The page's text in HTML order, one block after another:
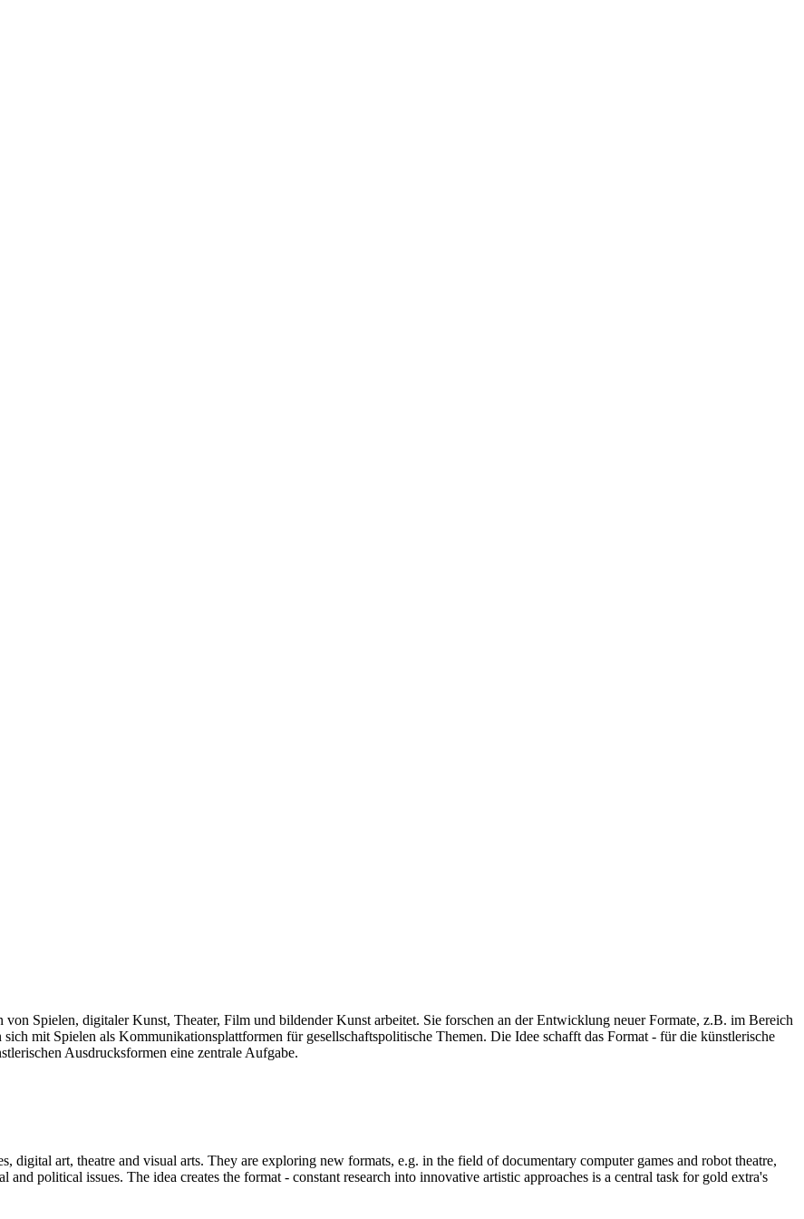
Spielen, digitaler Kunst, Theater, Film und bildender Kunst arbeitet. Sie forschen an der Entwicklung neuer Formate, z.B. im Bereich
mit Spielen als Kommunikationsplattformen für gesellschaftspolitische Themen. Die Idee schafft das Format - für die künstlerische
Ausdrucksformen eine zentrale Aufgabe.
digital art, theatre and visual arts. They are exploring new formats, e.g. in the field of documentary computer games and robot theatre,
political issues. The idea creates the format - constant research into innovative artistic approaches is a central task for gold extra's